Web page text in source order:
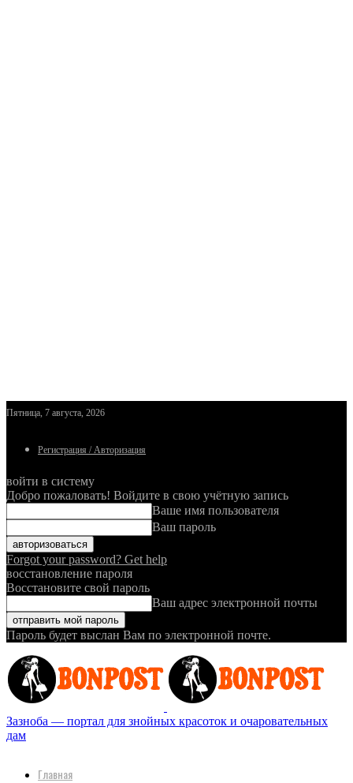
Пятница, 7 августа, 2026
Регистрация / Авторизация
войти в систему
Добро пожаловать! Войдите в свою учётную запись
Ваше имя пользователя
Ваш пароль
Forgot your password? Get help
восстановление пароля
Восстановите свой пароль
Ваш адрес электронной почты
Пароль будет выслан Вам по электронной почте.
Зазноба — портал для знойных красоток и очаровательных
дам
Главная